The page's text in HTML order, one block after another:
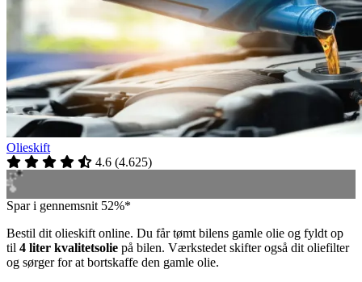
Olieskift
4.6 (4.625)
Spar i gennemsnit 52%*
Bestil dit olieskift online. Du får tømt bilens gamle olie og fyldt op
til 4 liter kvalitetsolie på bilen. Værkstedet skifter også dit oliefilter
og sørger for at bortskaffe den gamle olie.